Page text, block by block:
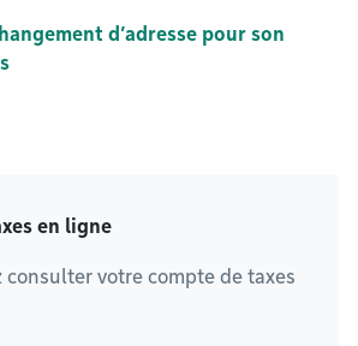
d’adresse pour son
en ligne
consulter votre compte de taxes